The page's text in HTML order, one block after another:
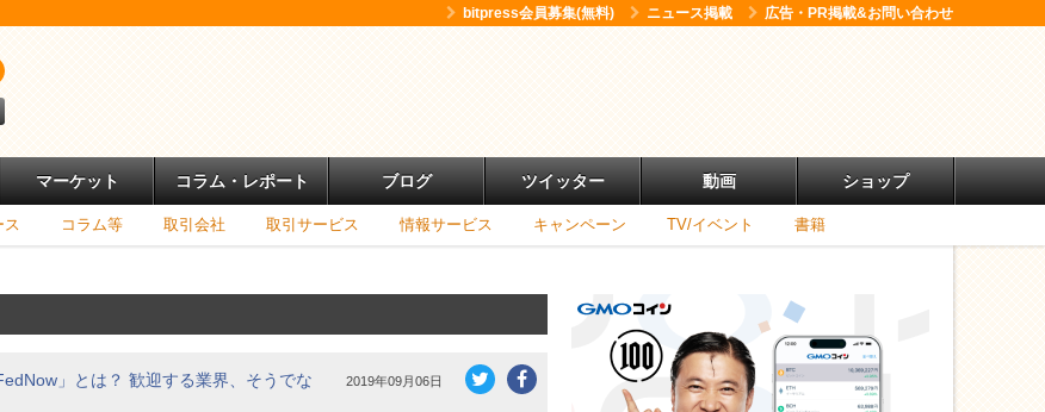
bitpress会員募集(無料) ニュース掲載 広告・PR掲載&お問い合わせ
マーケット コラム・レポート ブログ ツイッター 動画 ショップ
ス コラム等 取引会社 取引サービス 情報サービス キャンペーン TV/イベント 書籍
」とは？ 歓迎する業界、そうでな
2019年09月06日